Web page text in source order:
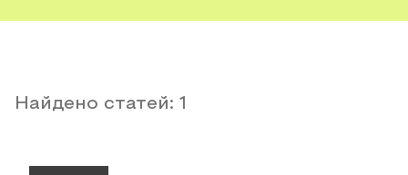
Найдено статей: 1